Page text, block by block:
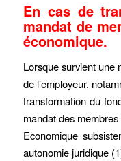
En cas de
mandat de
économique.
Lorsque survient une
de l’employeur,
transformation du
mandat des
Economique
autonomie juridique